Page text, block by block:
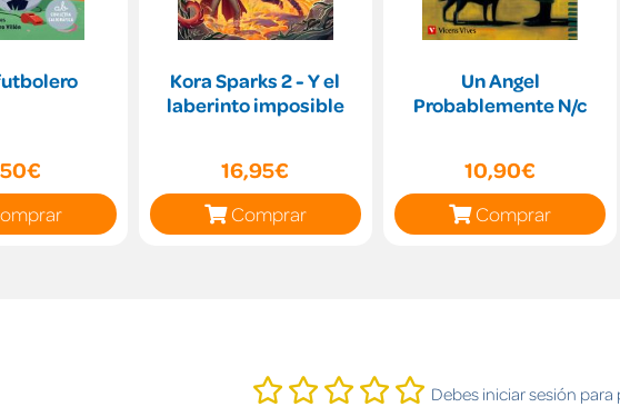
Kora Sparks 2 - Y el
laberinto imposible
16,95€
Comprar
Un Angel
Probablemente N/c
10,90€
Comprar
Debes iniciar sesión